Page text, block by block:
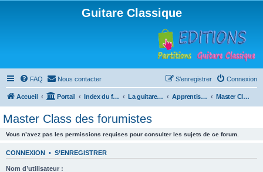
Guitare Classique
FAQ Nous contacter Connexion
S’enregistrer
Accueil Portail Index du forum La guitare : instrument, cours et théorie Apprentissage et enseignement de la guitare Master Class des forumistes
Master Class des forumistes
Vous n’avez pas les permissions requises pour consulter les sujets de ce forum.
CONNEXION • S’ENREGISTRER
Nom d’utilisateur :